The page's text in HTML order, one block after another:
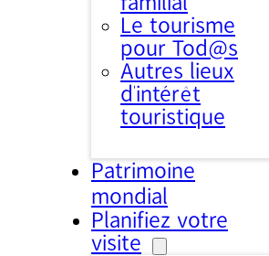
Le tourisme
pour Tod@s
Autres lieux
d'intérêt
touristique
Patrimoine
mondial
Planifiez votre
visite